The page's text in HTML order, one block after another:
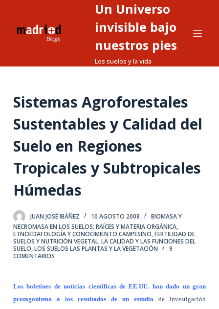
o
e
o
Un Universo
invisible bajo
nuestros pies
Los suelos y la vida
Sistemas Agroforestales
Sustentables y Calidad del
Suelo en Regiones
Tropicales y Subtropicales
Húmedas
JUAN JOSÉ IBÁÑEZ 10 AGOSTO 2008
BIOMASA Y
NECROMASA EN LOS SUELOS: RAÍCES Y MATERIA ORGÁNICA,
ETNOEDAFOLOGÍA Y CONOCIMIENTO CAMPESINO,FERTILIDAD DE
SUELOS Y NUTRICIÓN VEGETAL,LA CALIDAD Y LAS FUNCIONES DEL
SUELO,LOS SUELOS LAS PLANTAS Y LA VEGETACIÓN
9
COMENTARIOS
Los boletines de noticias científicas de EE.UU. han dado un gran
protagonismo a los resultados de un estudio de investigación